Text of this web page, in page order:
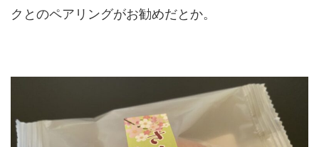
クとのペアリングがお勧めだとか。